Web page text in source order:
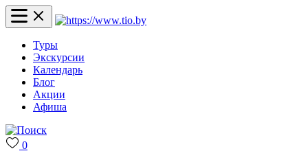
Туры
Экскурсии
Календарь
Блог
Акции
Афиша
0